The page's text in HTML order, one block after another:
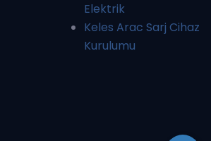
Elektrik
Keles Arac Sarj Cihaz
Kurulumu